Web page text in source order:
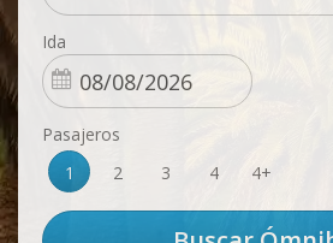
Ida
Pasajeros
1
2 3 4 4+